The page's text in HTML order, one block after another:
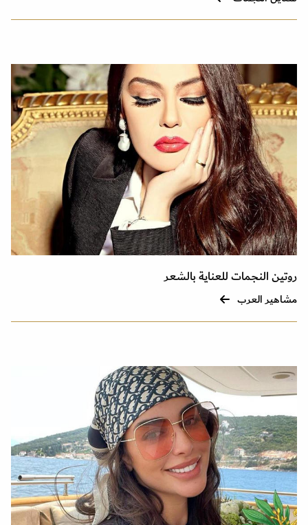
روتين النجمات للعناية بالشعر
مشاهير العرب